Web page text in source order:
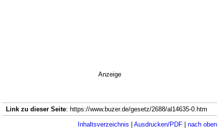
Anzeige
Link zu dieser Seite: https://www.buzer.de/gesetz/2688/al14635-0.htm
Inhaltsverzeichnis | Ausdrucken/PDF| nach oben